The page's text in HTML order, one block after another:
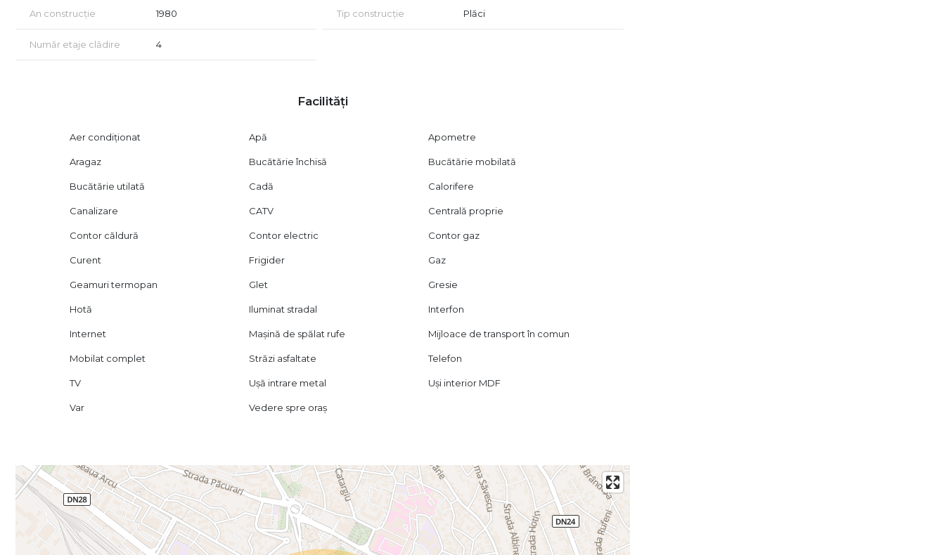
An construcție 1980 Tip construcție Plăci
Număr etaje clădire 4
Facilități
Aer condiționat Apă Apometre
Aragaz Bucătărie închisă Bucătărie mobilată
Bucătărie utilată Cadă Calorifere
Canalizare CATV Centrală proprie
Contor căldură Contor electric Contor gaz
Curent Frigider Gaz
Geamuri termopan Glet Gresie
Hotă Iluminat stradal Interfon
Internet Mașină de spălat rufe Mijloace de transport în comun
Mobilat complet Străzi asfaltate Telefon
TV Ușă intrare metal Uși interior MDF
Var Vedere spre oraș